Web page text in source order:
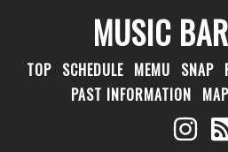
MUSIC
TOP SCHEDULE MEMU SNAP
PAST INFORMATION MAP